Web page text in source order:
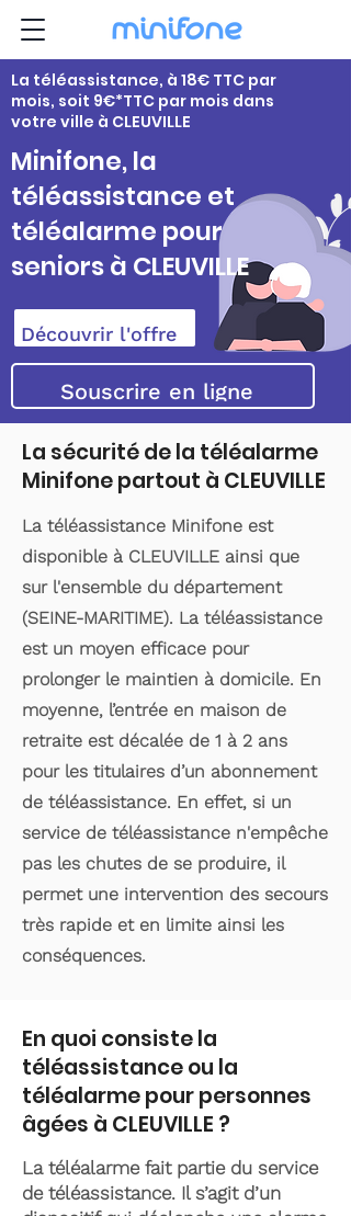
La téléassistance, à 18€ TTC par
mois, soit 9€*TTC par mois dans
votre ville à CLEUVILLE
Minifone, la
téléassistance et
téléalarme pour
seniors à CLEUVILLE
Découvrir l'offre
Souscrire en ligne
La sécurité de la téléalarme
Minifone partout à CLEUVILLE
La téléassistance Minifone est
disponible à CLEUVILLE ainsi que
sur l'ensemble du département
(SEINE-MARITIME). La téléassistance
est un moyen efficace pour
prolonger le maintien à domicile. En
moyenne, l’entrée en maison de
retraite est décalée de 1 à 2 ans
pour les titulaires d’un abonnement
de téléassistance. En effet, si un
service de téléassistance n'empêche
pas les chutes de se produire, il
permet une intervention des secours
très rapide et en limite ainsi les
conséquences.
En quoi consiste la
téléassistance ou la
téléalarme pour personnes
âgées à CLEUVILLE ?
La téléalarme fait partie du service
de téléassistance. Il s’agit d’un